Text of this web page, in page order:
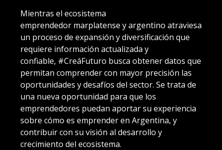
Mientras el ecosistema
emprendedor marplatense y argentino atraviesa
un proceso de expansión y diversificación que
requiere información actualizada y
confiable, #CreáFuturo busca obtener datos que
permitan comprender con mayor precisión las
oportunidades y desafíos del sector. Se trata de
una nueva oportunidad para que los
emprendedores puedan aportar su experiencia
sobre cómo es emprender en Argentina, y
contribuir con su visión al desarrollo y
crecimiento del ecosistema.